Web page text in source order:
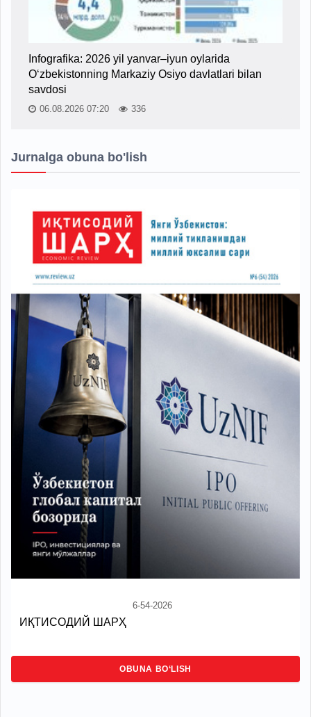
Infografika: 2026 yil yanvar–iyun oylarida
O‘zbekistonning Markaziy Osiyo davlatlari bilan
savdosi
06.08.2026 07:20 336
Jurnalga obuna bo'lish
6-54-2026
ИҚТИСОДИЙ ШАРҲ
OBUNA BO‘LISH